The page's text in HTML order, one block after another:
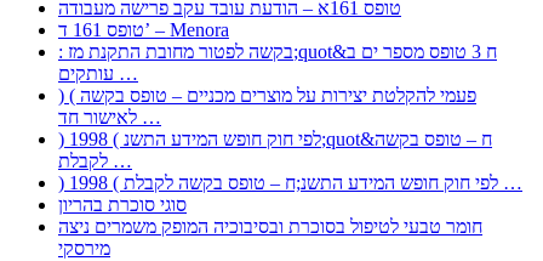
טופס 161א – הודעת עובד עקב פרישה מעבודה
טופס 161 ד’ – Menora
: בקשה לפטור מחובת התקנת מז;quot&ח 3 טופס מספר ים ב
עותקים …
) ( פעמי להקלטת יצירות על מוצרים מכניים – טופס בקשה
לאישור חד …
) 1998 ( לפי חוק חופש המידע התשנ;quot&ח – טופס בקשה
לקבלת …
) 1998 ( לפי חוק חופש המידע התשנ;ח – טופס בקשה לקבלת …
סוגי סוכרת בהריון
חומר טבעי לטיפול בסוכרת ובסיבוכיה המופק משמרים ניצה
מירסקי